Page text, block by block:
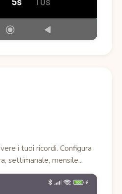
i tuoi ricordi. Configura
settimanale, mensile...